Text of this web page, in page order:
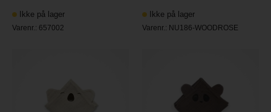
Ikke på lager
Varenr.: 657002
Ikke på lager
Varenr.: NU186-WOODROSE